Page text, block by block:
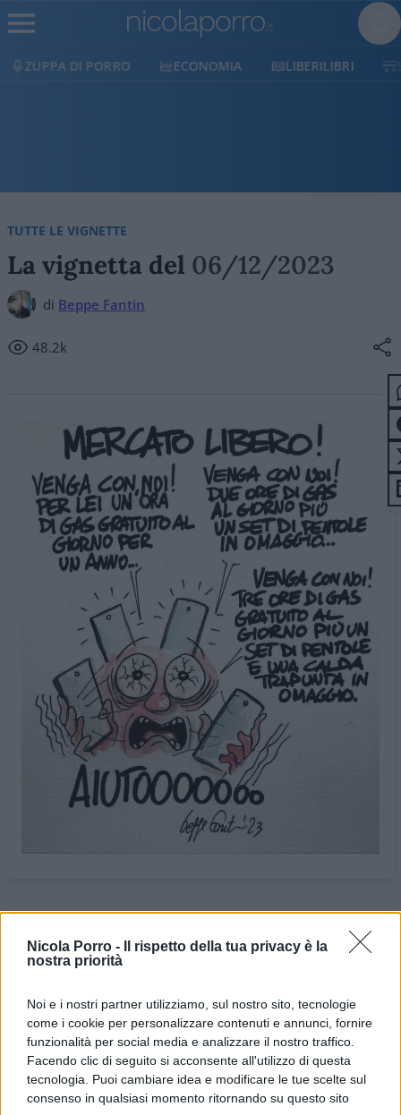
Nicola Porro -
Il rispetto della tua privacy è la
nostra priorità
Noi e i nostri partner utilizziamo, sul nostro sito, tecnologie
come i cookie per personalizzare contenuti e annunci, fornire
funzionalità per social media e analizzare il nostro traffico.
Facendo clic di seguito si acconsente all'utilizzo di questa
tecnologia. Puoi cambiare idea e modificare le tue scelte sul
consenso in qualsiasi momento ritornando su questo sito
ECONOMIA LIBERILIBRI SHOP
TUTTE LE VIGNETTE
La vignetta del 06/12/2023
di Beppe Fantin
48.2k
VIGNETTA DEL
30/11/2023
VIGNETTA DEL
07/12/2023
Le vignette satiriche diBeppe Fantin, illustratore
trevigiano, nascono dalla passione dell'autore per
dare voce a situazioni, non solo politiche, attraverso i
disegni utilizzando da sempre la tecnica riconoscibile
dell'acquerello. Orgogliosamente un liberale di